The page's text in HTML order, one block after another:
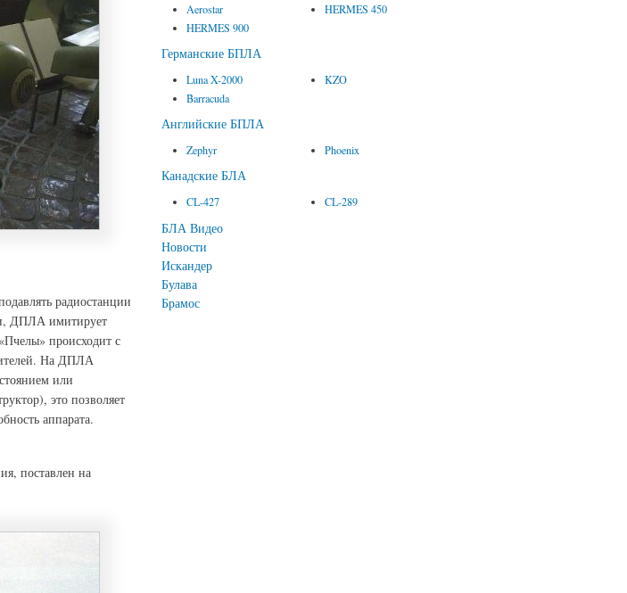
радиостанции
ДПЛА имитирует
происходит с
На ДПЛА
или
это позволяет
аппарата.
поставлен на
Aerostar
HERMES 900
HERMES 450
Германские БПЛА
Luna X-2000
Barracuda
KZO
Английские БПЛА
Zephyr Phoenix
Канадские БЛА
CL-427 CL-289
БЛА Видео
Новости
Искандер
Булава
Брамос